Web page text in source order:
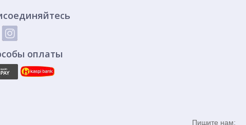
оплаты
Пишите нам: